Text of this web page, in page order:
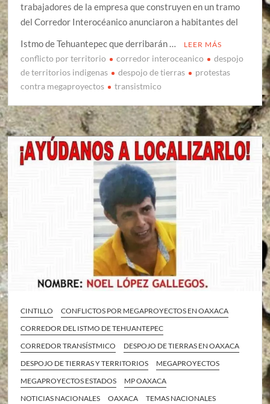
trabajadores de la empresa que construyen en un tramo
del Corredor Interocéanico anunciaron a habitantes del
Istmo de Tehuantepec que derribarán …
LEER MÁS
conflicto por territorio corredor interoceanico
despojo
de territorios indigenas
despojo de tierras
protestas
contra megaproyectos
transistmico
CINTILLO
CONFLICTOS POR MEGAPROYECTOS EN OAXACA
CORREDOR DEL ISTMO DE TEHUANTEPEC
CORREDOR TRANSÍSTMICO
DESPOJO DE TIERRAS EN OAXACA
DESPOJO DE TIERRAS Y TERRITORIOS
MEGAPROYECTOS
MEGAPROYECTOS ESTADOS
MP OAXACA
NOTICIAS NACIONALES
OAXACA TEMAS NACIONALES